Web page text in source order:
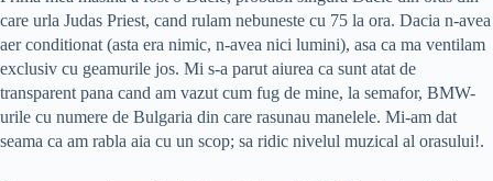
care urla Judas Priest, cand rulam nebuneste cu 75 la ora. Dacia n-avea
aer conditionat (asta era nimic, n-avea nici lumini), asa ca ma ventilam
exclusiv cu geamurile jos. Mi s-a parut aiurea ca sunt atat de
transparent pana cand am vazut cum fug de mine, la semafor, BMW-
urile cu numere de Bulgaria din care rasunau manelele. Mi-am dat
seama ca am rabla aia cu un scop; sa ridic nivelul muzical al orasului!.